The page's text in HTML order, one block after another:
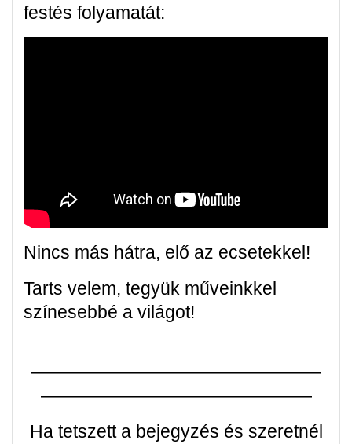
festés folyamatát:
Nincs más hátra, elő az ecsetekkel!
Tarts velem, tegyük műveinkkel
színesebbé a világot!
————————————————
———————————————
Ha tetszett a bejegyzés és szeretnél